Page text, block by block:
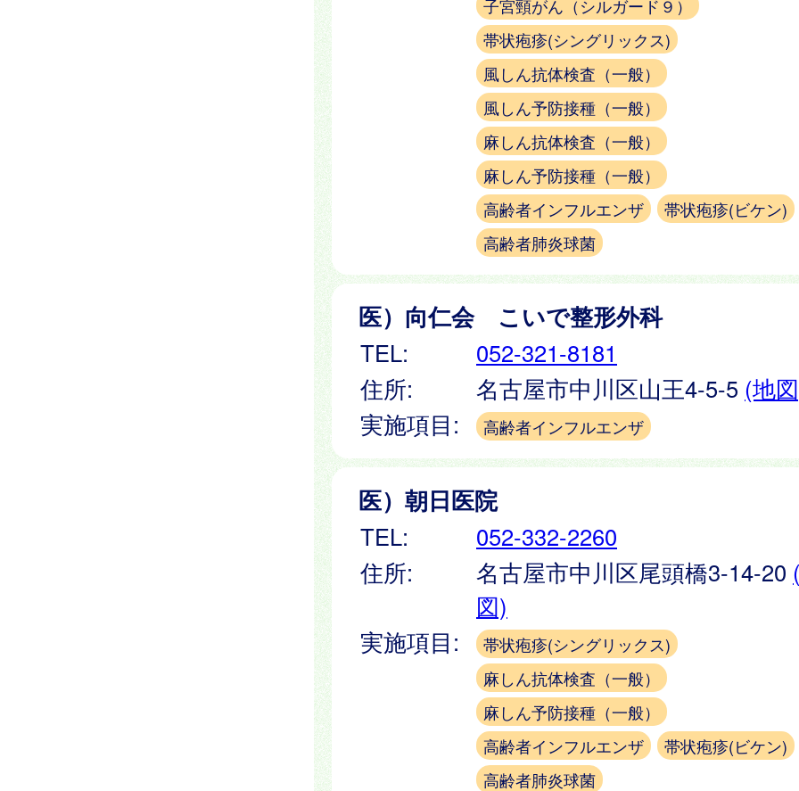
子宮頸がん（シルガード９）
帯状疱疹(シングリックス)
風しん抗体検査（一般）
風しん予防接種（一般）
麻しん抗体検査（一般）
麻しん予防接種（一般）
高齢者インフルエンザ
帯状疱疹(ビケン)
高齢者肺炎球菌
医）向仁会 こいで整形外科
TEL:
052-321-8181
住所:
名古屋市中川区山王4-5-5 (地
実施項目:
高齢者インフルエンザ
医）朝日医院
TEL:
052-332-2260
住所:
名古屋市中川区尾頭橋3-14-20
図)
実施項目:
帯状疱疹(シングリックス)
麻しん抗体検査（一般）
麻しん予防接種（一般）
高齢者インフルエンザ
帯状疱疹(ビケン)
高齢者肺炎球菌